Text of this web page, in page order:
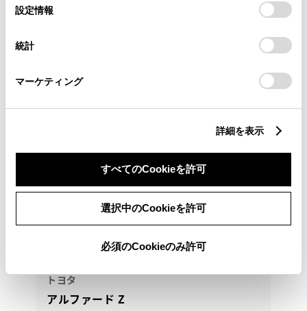
デバイスにすべてのCookie(クッキー)が保存されることに同
意したことになります。Cookie(クッキー)のオプトアウト、
設定の変更、同意を撤回したりするにあたっては、当社の
「Cookie（クッキー）情報の取り扱いについて
」をご覧くだ
設定情報
統計
マーケティング
詳細を表示
すべてのCookieを許可
選択中のCookieを許可
必須のCookieのみ許可
トヨタ
アルファード Z